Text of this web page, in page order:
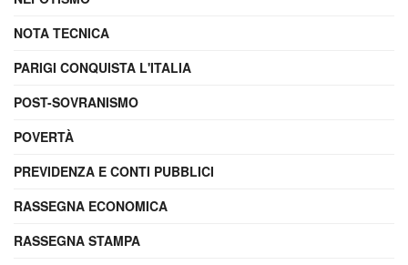
NOTA TECNICA
PARIGI CONQUISTA L'ITALIA
POST-SOVRANISMO
POVERTÀ
PREVIDENZA E CONTI PUBBLICI
RASSEGNA ECONOMICA
RASSEGNA STAMPA